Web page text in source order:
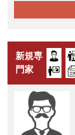
新規専
門家